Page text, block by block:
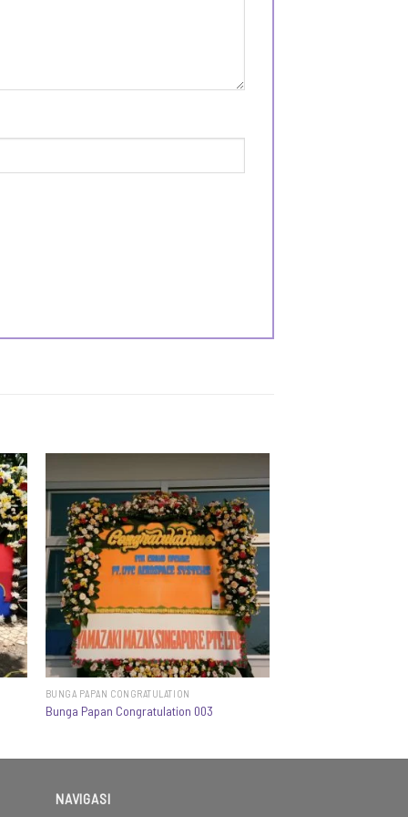
BUNGA PAPAN CONGRATULATION
Bunga Papan Congratulation 003
NAVIGASI